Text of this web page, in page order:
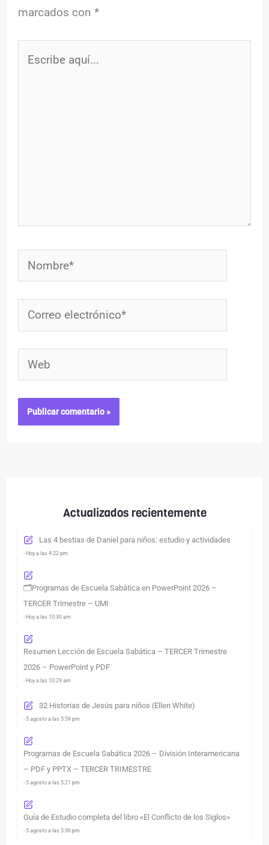
Actualizados recientemente
Las 4 bestias de Daniel para niños: estudio y actividades
- Hoy a las 4:22 pm
🗂️Programas de Escuela Sabática en PowerPoint 2026 –
TERCER Trimestre – UMI
- Hoy a las 10:30 am
Resumen Lección de Escuela Sabática – TERCER Trimestre
2026 – PowerPoint y PDF
- Hoy a las 10:29 am
32 Historias de Jesús para niños (Ellen White)
- 5 agosto a las 5:59 pm
Programas de Escuela Sabática 2026 – División Interamericana
– PDF y PPTX – TERCER TRIMESTRE
- 5 agosto a las 5:21 pm
Guía de Estudio completa del libro «El Conflicto de los Siglos»
- 5 agosto a las 3:36 pm
marcados con*
Nombre*
Correo
electrónico*
Web